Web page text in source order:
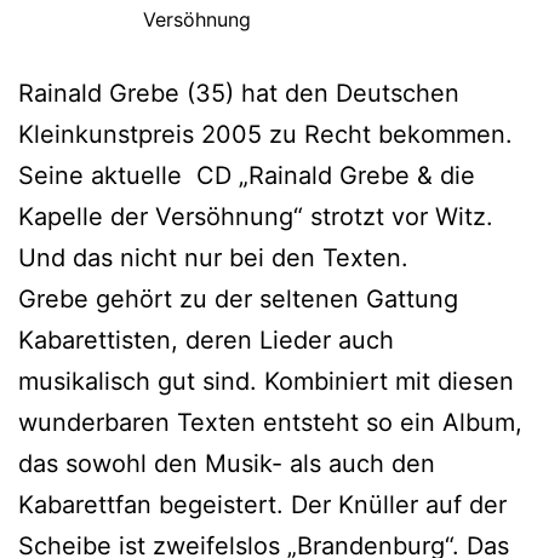
Versöhnung
Rainald Grebe (35) hat den Deutschen
Kleinkunstpreis 2005 zu Recht bekommen.
Seine aktuelle CD „Rainald Grebe & die
Kapelle der Versöhnung“ strotzt vor Witz.
Und das nicht nur bei den Texten.
Grebe gehört zu der seltenen Gattung
Kabarettisten, deren Lieder auch
musikalisch gut sind. Kombiniert mit diesen
wunderbaren Texten entsteht so ein Album,
das sowohl den Musik- als auch den
Kabarettfan begeistert. Der Knüller auf der
Scheibe ist zweifelslos „Brandenburg“. Das